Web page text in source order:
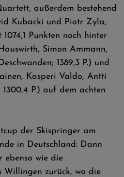
außerdem bestehend
Kubacki und Piotr Zyla,
Punkten noch hinter
Simon Ammann,
1389,3 P.) und
Kasperi Valdo, Antti
P.) auf dem achten
der Skispringer am
in Deutschland: Dann
ebenso wie die
Willingen zurück, wo die